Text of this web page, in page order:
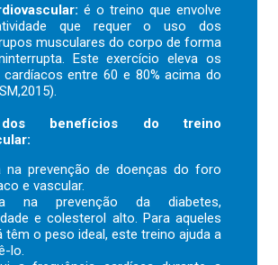
é o treino que envolve
que requer o uso dos
musculares do corpo de forma
Este exercício eleva os
entre 60 e 80% acima do
benefícios do treino
na prevenção de doenças do foro
e vascular.
na prevenção da diabetes,
e colesterol alto. Para aqueles
têm o peso ideal, este treino ajuda a
lo.